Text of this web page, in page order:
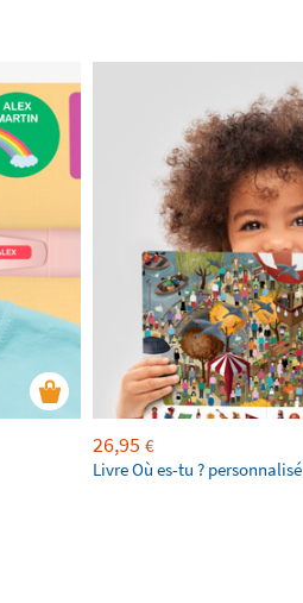
26,95 €
Livre Où es-tu ? personnalisé